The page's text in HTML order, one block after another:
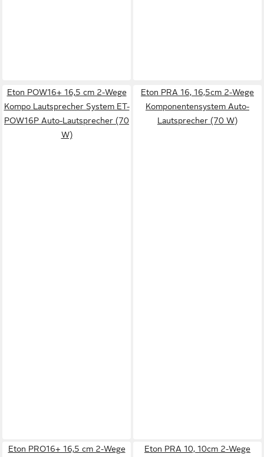
Eton POW16+ 16,5 cm 2-Wege
Kompo Lautsprecher System ET-
POW16P Auto-Lautsprecher (70
W)
Eton PRA 16, 16,5cm 2-Wege
Komponentensystem Auto-
Lautsprecher (70 W)
Eton PRO16+ 16,5 cm 2-Wege
Eton PRA 10, 10cm 2-Wege